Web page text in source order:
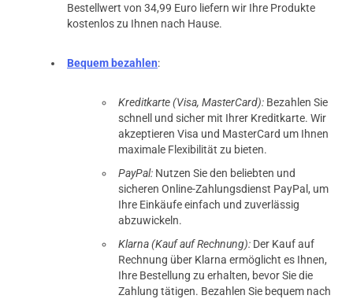
Bestellwert von 34,99 Euro liefern wir Ihre Produkte
kostenlos zu Ihnen nach Hause.
Bequem bezahlen:
Kreditkarte (Visa, MasterCard): Bezahlen Sie
schnell und sicher mit Ihrer Kreditkarte. Wir
akzeptieren Visa und MasterCard um Ihnen
maximale Flexibilität zu bieten.
PayPal: Nutzen Sie den beliebten und
sicheren Online-Zahlungsdienst PayPal, um
Ihre Einkäufe einfach und zuverlässig
abzuwickeln.
Klarna (Kauf auf Rechnung): Der Kauf auf
Rechnung über Klarna ermöglicht es Ihnen,
Ihre Bestellung zu erhalten, bevor Sie die
Zahlung tätigen. Bezahlen Sie bequem nach